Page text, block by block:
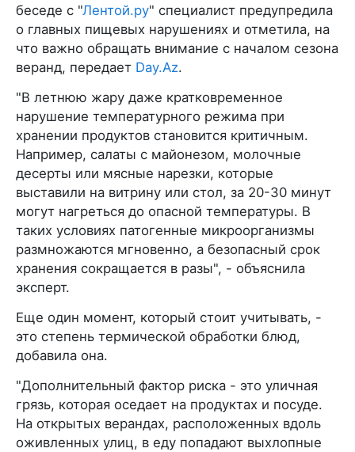
беседе с "Лентой.ру" специалист предупредила
о главных пищевых нарушениях и отметила, на
что важно обращать внимание с началом сезона
веранд, передает Day.Az.
"В летнюю жару даже кратковременное
нарушение температурного режима при
хранении продуктов становится критичным.
Например, салаты с майонезом, молочные
десерты или мясные нарезки, которые
выставили на витрину или стол, за 20-30 минут
могут нагреться до опасной температуры. В
таких условиях патогенные микроорганизмы
размножаются мгновенно, а безопасный срок
хранения сокращается в разы", - объяснила
эксперт.
Еще один момент, который стоит учитывать, -
это степень термической обработки блюд,
добавила она.
"Дополнительный фактор риска - это уличная
грязь, которая оседает на продуктах и посуде.
На открытых верандах, расположенных вдоль
оживленных улиц, в еду попадают выхлопные